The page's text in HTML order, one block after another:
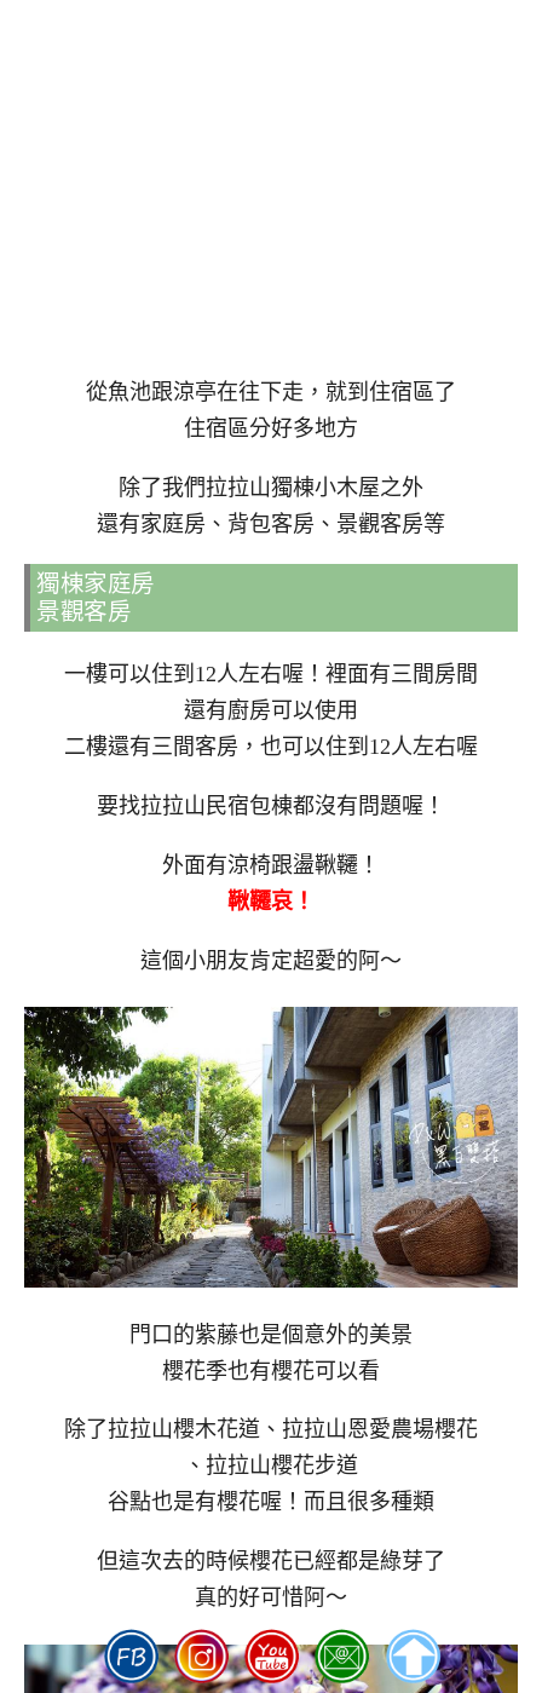
從魚池跟涼亭在往下走，就到住宿區了
住宿區分好多地方
除了我們拉拉山獨棟小木屋之外
還有家庭房、背包客房、景觀客房等
獨棟家庭房
景觀客房
一樓可以住到12人左右喔！裡面有三間房間
還有廚房可以使用
二樓還有三間客房，也可以住到12人左右喔
要找拉拉山民宿包棟都沒有問題喔！
外面有涼椅跟盪鞦韆！
鞦韆哀！
這個小朋友肯定超愛的阿～
門口的紫藤也是個意外的美景
櫻花季也有櫻花可以看
除了拉拉山櫻木花道、拉拉山恩愛農場櫻花
、拉拉山櫻花步道
谷點也是有櫻花喔！而且很多種類
但這次去的時候櫻花已經都是綠芽了
真的好可惜阿～